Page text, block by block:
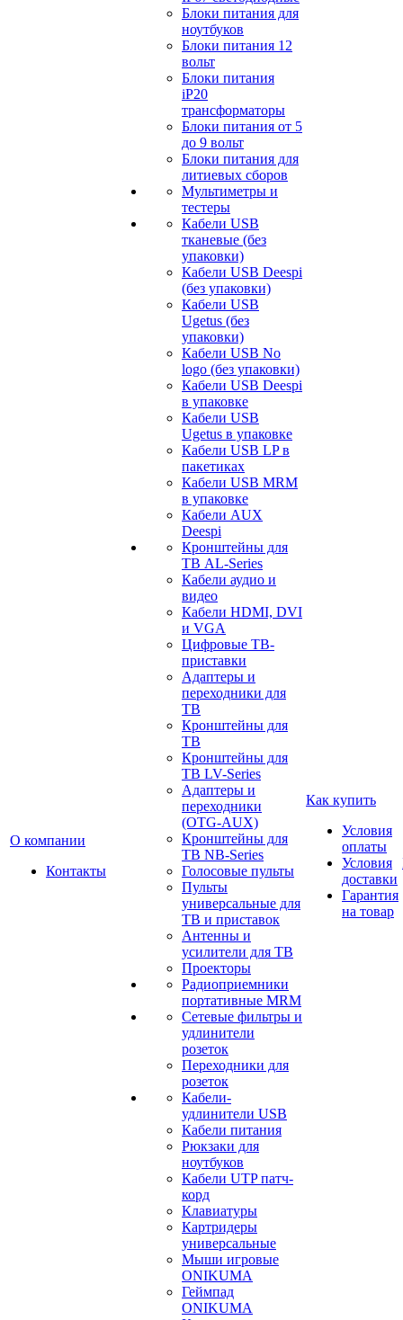
О компании
Контакты
Блоки питания для
ноутбуков
Блоки питания 12
вольт
Блоки питания
iP20
трансформаторы
Блоки питания от 5
до 9 вольт
Блоки питания для
литиевых сборов
Мультиметры и
тестеры
Кабели USB
тканевые (без
упаковки)
Кабели USB Deespi
(без упаковки)
Кабели USB
Ugetus (без
упаковки)
Кабели USB No
logo (без упаковки)
Кабели USB Deespi
в упаковке
Кабели USB
Ugetus в упаковке
Кабели USB LP в
пакетиках
Кабели USB MRM
в упаковке
Кабели AUX
Deespi
Кронштейны для
ТВ AL-Series
Кабели аудио и
видео
Кабели HDMI, DVI
и VGA
Цифровые ТВ-
приставки
Адаптеры и
переходники для
ТВ
Кронштейны для
ТВ
Кронштейны для
ТВ LV-Series
Адаптеры и
переходники
(OTG-AUX)
Кронштейны для
ТВ NB-Series
Голосовые пульты
Пульты
универсальные для
ТВ и приставок
Антенны и
усилители для ТВ
Проекторы
Радиоприемники
портативные MRM
Сетевые фильтры и
удлинители
розеток
Переходники для
розеток
Кабели-
удлинители USB
Кабели питания
Рюкзаки для
ноутбуков
Кабели UTP патч-
корд
Клавиатуры
Картридеры
универсальные
Мыши игровые
ONIKUMA
Геймпад
ONIKUMA
Как купить
Условия
оплаты
Условия
доставки
Гарантия
на товар